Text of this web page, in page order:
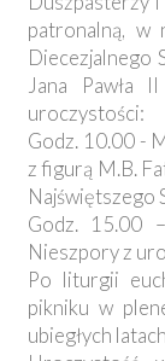
patronalną,
Diecezjalnego
Jana Pawła
uroczystości:
Godz. 10.00 -
z figurą M.B.
Najświętszego
Godz. 15.00
Nieszpory z
Po liturgii
pikniku w
ubiegłych